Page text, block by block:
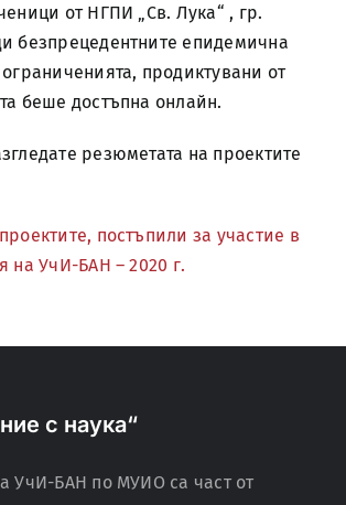
от НГПИ „Св. Лука“ , гр.
безпрецедентните епидемична
продиктувани от
беше достъпна онлайн.
резюметата на проектите
постъпили за участие в
на УчИ-БАН – 2020 г.
с наука“
УчИ-БАН по МУИО са част от